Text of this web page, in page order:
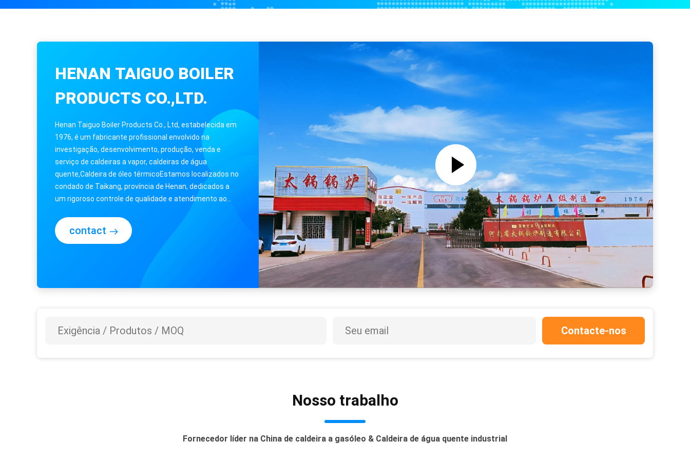
Caldeira de vapor de pellets de madeira de biomassa industrial 1,0Mpa 1,25Mpa 1,6Mpa
Autoclave de impregnação personalizada com válvula de alívio de pressão para processamento de madeira
Caldeira de Vapor com Grade de Biomassa Série DZL 1-20t/H 83% de Eficiência
Preço de autoclave de madeira para vaso de pressão de melhor qualidade para tingimento de madeira
HENAN TAIGUO BOILER
PRODUCTS CO.,LTD.
Henan Taiguo Boiler Products Co., Ltd, estabelecida em
1976, é um fabricante profissional envolvido na
investigação, desenvolvimento, produção, venda e
serviço de caldeiras a vapor, caldeiras de água
quente,Caldeira de óleo térmicoEstamos localizados no
condado de Taikang, província de Henan, dedicados a
um rigoroso controle de qualidade e atendimento ao
cliente,Os nossos funcionários experientes ...
contact
Contacte-nos
Nosso trabalho
Fornecedor líder na China de caldeira a gasóleo & Caldeira de água quente industrial